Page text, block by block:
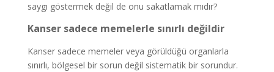
saygı göstermek değil de onu sakatlamak mıdır?
Kanser sadece memelerle sınırlı değildir
Kanser sadece memeler veya görüldüğü organlarla
sınırlı, bölgesel bir sorun değil sistematik bir sorundur.